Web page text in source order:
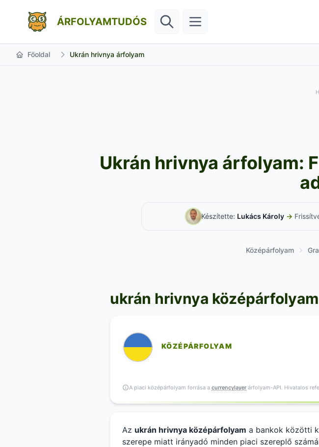
ÁRFOLYAMTUDÓS
Főoldal Ukrán hrivnya árfolyam
Ukrán hrivnya árfolyam:
Készítette: Lukács Károly →·
Középárfolyam
ukrán hrivnya középárfolyam
KÖZÉPÁRFOLYAM
A piaci középárfolyam forrása a currencylayer árfolyam-API. Hivatalos
Az ukrán hrivnya középárfolyam a bankok közötti
szerepe miatt irányadó minden piaci szereplő